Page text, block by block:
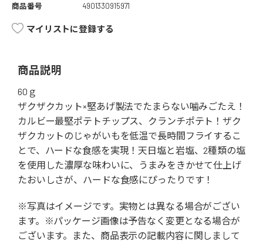
商品番号
4901330915971
マイリストに登録する
商品説明
60ｇ
ザクザクカット×堅あげ製法でたまらない噛みごたえ！
カルビー最堅ポテトチップス、クランチポテト！ザク
ザクカットのじゃがいもを低温で長時間フライするこ
とで、ハードな食感を実現！天日塩と岩塩、2種類の塩
を使用した濃厚な味わいに、うまみをきかせて仕上げ
たおいしさが、ハードな食感にぴったりです！
※写真はイメージです。実物とは異なる場合がござい
ます。※パッケージ画像は予告なく変更となる場合が
ございます。また、商品表示の記載内容に関しまして